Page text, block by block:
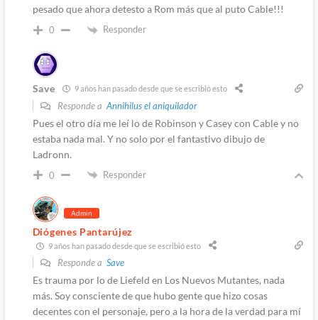
pesado que ahora detesto a Rom más que al puto Cable!!!
0 Responder
Save 9 años han pasado desde que se escribió esto
Responde a Annihilus el aniquilador
Pues el otro día me leí lo de Robinson y Casey con Cable y no
estaba nada mal. Y no solo por el fantastivo dibujo de
Ladronn.
0 Responder
Admin
Diógenes Pantarújez
9 años han pasado desde que se escribió esto
Responde a Save
Es trauma por lo de Liefeld en Los Nuevos Mutantes, nada
más. Soy consciente de que hubo gente que hizo cosas
decentes con el personaje, pero a la hora de la verdad para mí